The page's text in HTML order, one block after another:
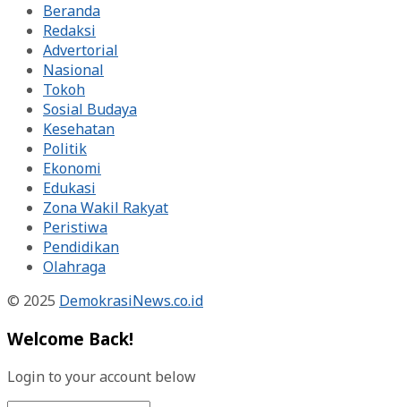
Beranda
Redaksi
Advertorial
Nasional
Tokoh
Sosial Budaya
Kesehatan
Politik
Ekonomi
Edukasi
Zona Wakil Rakyat
Peristiwa
Pendidikan
Olahraga
© 2025 DemokrasiNews.co.id
Welcome Back!
Login to your account below